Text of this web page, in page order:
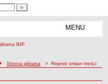
MENU
ścieżka nawigacji
Strona główna > Rejestr zmian treści